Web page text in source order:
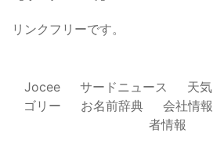
リンクフリーです。
Jocee サードニュース 天気
ゴリー
お名前辞典 会社情報
者情報